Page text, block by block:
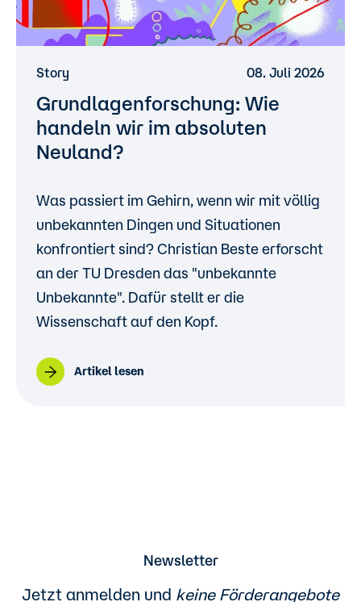
Story 08. Juli 2026
Grundlagenforschung: Wie
handeln wir im absoluten
Neuland?
Was passiert im Gehirn, wenn wir mit völlig
unbekannten Dingen und Situationen
konfrontiert sind? Christian Beste erforscht
an der TU Dresden das "unbekannte
Unbekannte". Dafür stellt er die
Wissenschaft auf den Kopf.
Artikel lesen
Newsletter
Jetzt anmelden und keine Förderangebote